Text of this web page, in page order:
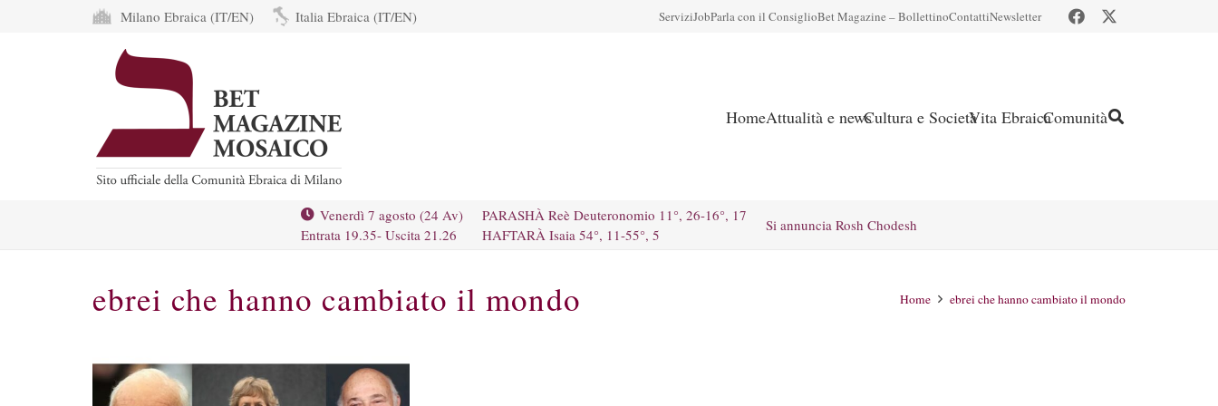
Milano Ebraica (IT/EN) Italia Ebraica (IT/EN) ServiziJobParla con il ConsiglioBet Magazine – BollettinoContattiNewsletter
HomeAttualità e newsCultura e SocietàVita EbraicaComunità
Venerdì 7 agosto (24 Av)
Entrata 19.35- Uscita 21.26
PARASHÀ Reè Deuteronomio 11°, 26-16°, 17
HAFTARÀ Isaia 54°, 11-55°, 5
Si annuncia Rosh Chodesh
ebrei che hanno cambiato il mondo Home ebrei che hanno cambiato il mondo